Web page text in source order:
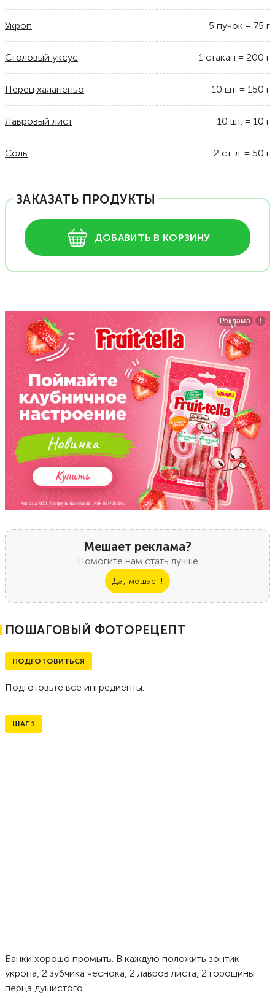
Укроп 5 пучок = 75 г
Столовый уксус 1 стакан = 200 г
Перец халапеньо 10 шт. = 150 г
Лавровый лист 10 шт. = 10 г
Соль 2 ст. л. = 50 г
ЗАКАЗАТЬ ПРОДУКТЫ
ДОБАВИТЬ В КОРЗИНУ
Мешает реклама?
Помогите нам стать лучше
Да, мешает!
ПОШАГОВЫЙ ФОТОРЕЦЕПТ
ПОДГОТОВИТЬСЯ
Подготовьте все ингредиенты.
ШАГ 1
Банки хорошо промыть. В каждую положить зонтик
укропа, 2 зубчика чеснока, 2 лавров листа, 2 горошины
перца душистого.